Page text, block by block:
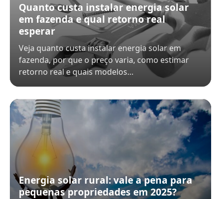
Quanto custa instalar energia solar
em fazenda e qual retorno real
esperar
Veja quanto custa instalar energia solar em
fazenda, por que o preço varia, como estimar
retorno real e quais modelos…
Energia solar rural: vale a pena para
pequenas propriedades em 2025?